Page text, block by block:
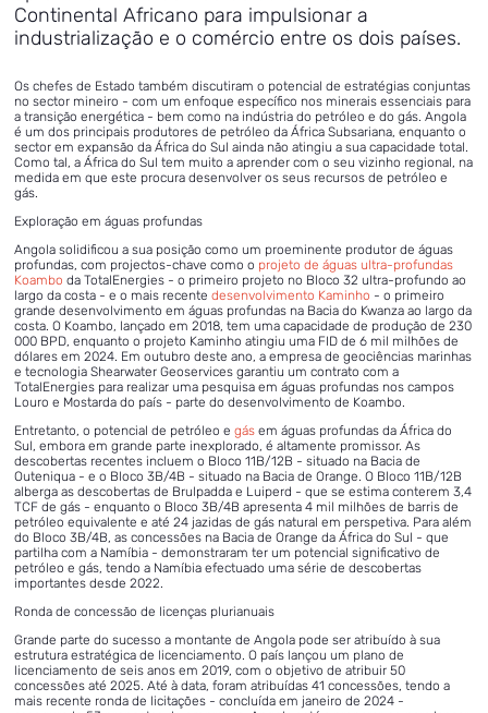
Continental Africano para impulsionar a
industrialização e o comércio entre os dois países.
Os chefes de Estado também discutiram o potencial de estratégias conjuntas
no sector mineiro - com um enfoque específico nos minerais essenciais para
a transição energética - bem como na indústria do petróleo e do gás. Angola
é um dos principais produtores de petróleo da África Subsariana, enquanto o
sector em expansão da África do Sul ainda não atingiu a sua capacidade total.
Como tal, a África do Sul tem muito a aprender com o seu vizinho regional, na
medida em que este procura desenvolver os seus recursos de petróleo e
gás.
Exploração em águas profundas
Angola solidificou a sua posição como um proeminente produtor de águas
profundas, com projectos-chave como o projeto de águas ultra-profundas
Koambo da TotalEnergies - o primeiro projeto no Bloco 32 ultra-profundo ao
largo da costa - e o mais recente desenvolvimento Kaminho - o primeiro
grande desenvolvimento em águas profundas na Bacia do Kwanza ao largo da
costa. O Koambo, lançado em 2018, tem uma capacidade de produção de 230
000 BPD, enquanto o projeto Kaminho atingiu uma FID de 6 mil milhões de
dólares em 2024. Em outubro deste ano, a empresa de geociências marinhas
e tecnologia Shearwater Geoservices garantiu um contrato com a
TotalEnergies para realizar uma pesquisa em águas profundas nos campos
Louro e Mostarda do país - parte do desenvolvimento de Koambo.
Entretanto, o potencial de petróleo e gás em águas profundas da África do
Sul, embora em grande parte inexplorado, é altamente promissor. As
descobertas recentes incluem o Bloco 11B/12B - situado na Bacia de
Outeniqua - e o Bloco 3B/4B - situado na Bacia de Orange. O Bloco 11B/12B
alberga as descobertas de Brulpadda e Luiperd - que se estima conterem 3,4
TCF de gás - enquanto o Bloco 3B/4B apresenta 4 mil milhões de barris de
petróleo equivalente e até 24 jazidas de gás natural em perspetiva. Para além
do Bloco 3B/4B, as concessões na Bacia de Orange da África do Sul - que
partilha com a Namíbia - demonstraram ter um potencial significativo de
petróleo e gás, tendo a Namíbia efectuado uma série de descobertas
importantes desde 2022.
Ronda de concessão de licenças plurianuais
Grande parte do sucesso a montante de Angola pode ser atribuído à sua
estrutura estratégica de licenciamento. O país lançou um plano de
licenciamento de seis anos em 2019, com o objetivo de atribuir 50
concessões até 2025. Até à data, foram atribuídas 41 concessões, tendo a
mais recente ronda de licitações - concluída em janeiro de 2024 -